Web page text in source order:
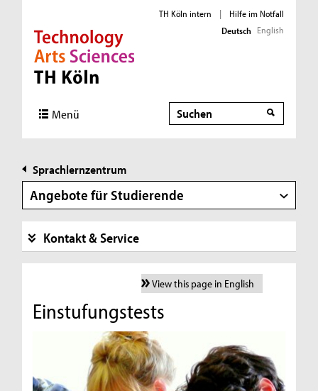
Direkt zur Hauptnavigation
Direkt zur Subnavigation
Direkt zum Inhalt
Direkt zum Fußbereich
TH Köln intern |
Hilfe im Notfall
Deutsch English
Menü Suche
Sprachlernzentrum
Angebote für Studierende
Kontakt & Service
View this page in English
Einstufungstests